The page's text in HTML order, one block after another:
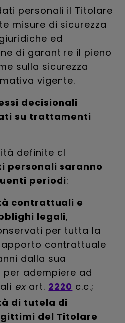
personali il Titolare
misure di sicurezza
ed
di garantire il pieno
sulla sicurezza
vigente.
decisionali
su trattamenti
definite al
personali saranno
periodi:
contrattuali e
legali,
per tutta la
contrattuale
dalla sua
per adempiere ad
exart. 2220 c.c.;
di tutela di
del Titolare